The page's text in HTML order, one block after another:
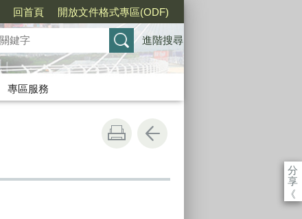
回首頁 開放文件格式專區(ODF)
進階搜尋
專區服務
分
享
《